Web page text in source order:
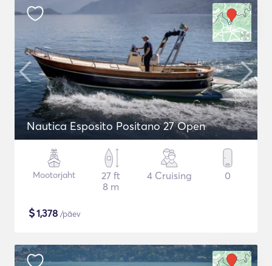
Nautica Esposito Positano 27 Open
Mootorjaht
27 ft
8 m
4 Cruising 0
$1,378 /päev